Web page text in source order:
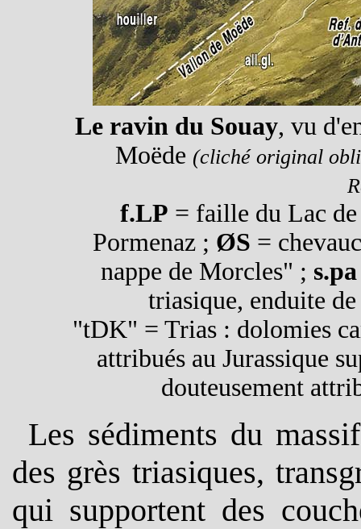
Le ravin du Souay, vu
Moëde (cliché original
f.LP = faille du Lac
Pormenaz ; ØS =
nappe de Morcles" ; s.pa
triasique, enduite
"tDK" = Trias : dolomies
attribués au Jurassique
douteusement
Les sédiments du
des grès triasiques,
qui supportent des